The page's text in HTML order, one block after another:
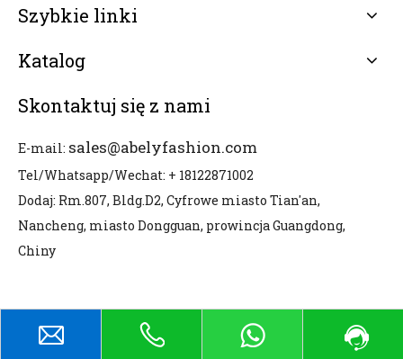
Szybkie linki
Katalog
Skontaktuj się z nami
E-mail: sales@abelyfashion.com
Tel/Whatsapp/Wechat: + 18122871002
Dodaj: Rm.807, Bldg.D2, Cyfrowe miasto Tian'an,
Nancheng, miasto Dongguan, prowincja Guangdong,
Chiny
Prawa autorskie © 2026 Dongguan Abely Fashion
Co., Ltd. Wszelkie prawa zastrzeżone.
Polityka